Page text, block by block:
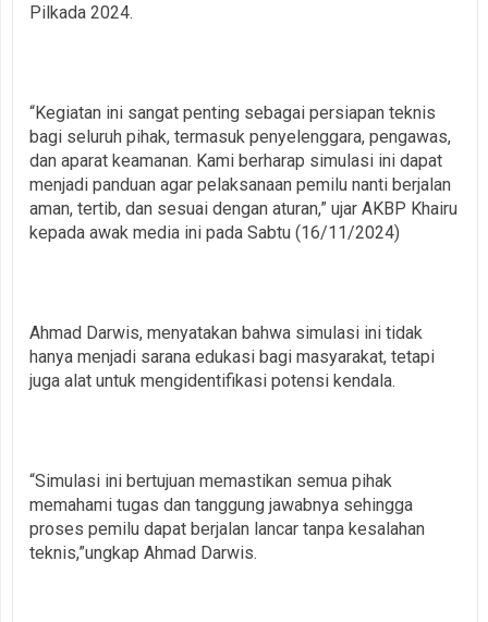
Pilkada 2024.
“Kegiatan ini sangat penting sebagai persiapan teknis
bagi seluruh pihak, termasuk penyelenggara, pengawas,
dan aparat keamanan. Kami berharap simulasi ini dapat
menjadi panduan agar pelaksanaan pemilu nanti berjalan
aman, tertib, dan sesuai dengan aturan,” ujar AKBP Khairu
kepada awak media ini pada Sabtu (16/11/2024)
Ahmad Darwis, menyatakan bahwa simulasi ini tidak
hanya menjadi sarana edukasi bagi masyarakat, tetapi
juga alat untuk mengidentifikasi potensi kendala.
“Simulasi ini bertujuan memastikan semua pihak
memahami tugas dan tanggung jawabnya sehingga
proses pemilu dapat berjalan lancar tanpa kesalahan
teknis,”ungkap Ahmad Darwis.